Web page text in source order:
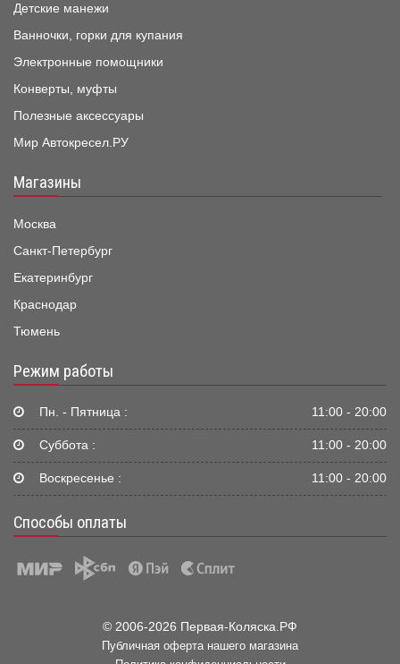
Детские манежи
Ванночки, горки для купания
Электронные помощники
Конверты, муфты
Полезные аксессуары
Мир Автокресел.РУ
Магазины
Москва
Санкт-Петербург
Екатеринбург
Краснодар
Тюмень
Режим работы
Пн. - Пятница : 11:00 - 20:00
Суббота : 11:00 - 20:00
Воскресенье : 11:00 - 20:00
Способы оплаты
© 2006-2026 Первая-Коляска.РФ
Публичная оферта нашего магазина